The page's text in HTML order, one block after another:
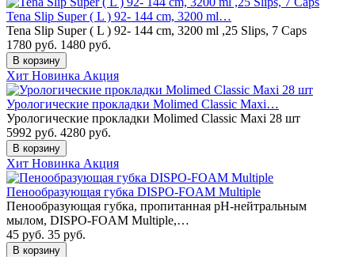
Tena Slip Super ( L ) 92- 144 cm, 3200 ml…
Tena Slip Super ( L ) 92- 144 cm, 3200 ml ,25 Slips, 7 Caps
1780 руб. 1480 руб.
В корзину
Хит Новинка Акция
Урологические прокладки Molimed Classic Maxi…
Урологические прокладки Molimed Classic Maxi 28 шт
5992 руб. 4280 руб.
В корзину
Хит Новинка Акция
Пенообразующая губка DISPO-FOAM Multiple
Пенообразующая губка, пропитанная pH-нейтральным
мылом, DISPO-FOAM Multiple,…
45 руб. 35 руб.
В корзину